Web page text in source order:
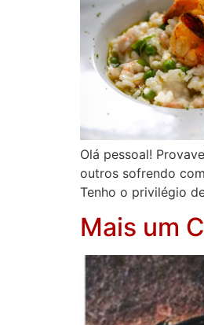
Olá pessoal!
outros sofrendo
Tenho o privilégio
Mais um